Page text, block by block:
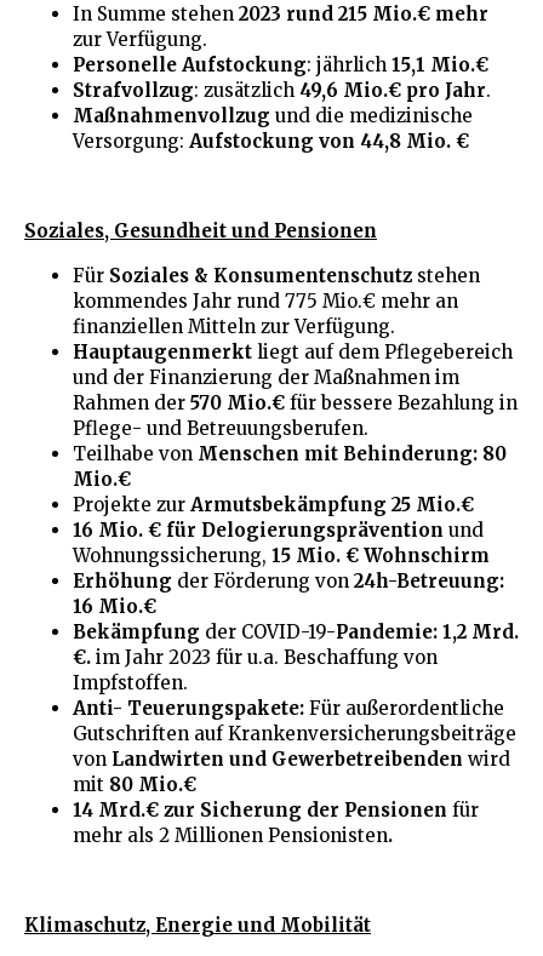
In Summe stehen 2023 rund 215 Mio.€ mehr
zur Verfügung.
Personelle Aufstockung: jährlich 15,1 Mio.€
Strafvollzug: zusätzlich 49,6 Mio.€ pro Jahr.
Maßnahmenvollzug und die medizinische
Versorgung: Aufstockung von 44,8 Mio. €
Soziales, Gesundheit und Pensionen
Für Soziales & Konsumentenschutz stehen
kommendes Jahr rund 775 Mio.€ mehr an
finanziellen Mitteln zur Verfügung.
Hauptaugenmerkt liegt auf dem Pflegebereich
und der Finanzierung der Maßnahmen im
Rahmen der 570 Mio.€ für bessere Bezahlung in
Pflege- und Betreuungsberufen.
Teilhabe von Menschen mit Behinderung: 80
Mio.€
Projekte zur Armutsbekämpfung 25 Mio.€
16 Mio. € für Delogierungsprävention und
Wohnungssicherung, 15 Mio. € Wohnschirm
Erhöhung der Förderung von 24h-Betreuung:
16 Mio.€
Bekämpfung der COVID-19-Pandemie: 1,2 Mrd.
€. im Jahr 2023 für u.a. Beschaffung von
Impfstoffen.
Anti- Teuerungspakete: Für außerordentliche
Gutschriften auf Krankenversicherungsbeiträge
von Landwirten und Gewerbetreibenden wird
mit 80 Mio.€
14 Mrd.€ zur Sicherung der Pensionen für
mehr als 2 Millionen Pensionisten.
Klimaschutz, Energie und Mobilität